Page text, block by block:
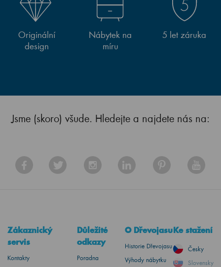
Originální
design
Nábytek na
míru
5 let záruka
Jsme (skoro) všude. Hledejte a najdete nás na:
Zákaznický
servis
Kontakty
Důležité
odkazy
Poradna
O Dřevojasu
Historie Dřevojasu
Výhody nábytku
Ke stažení
Česky
Slovensky